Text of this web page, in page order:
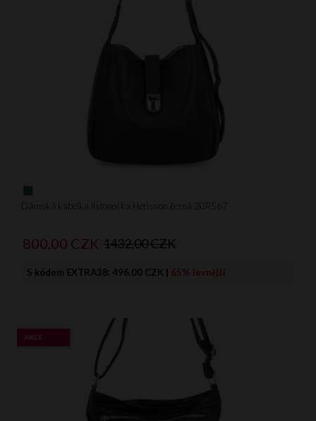
Dámská kabelka listonoška Herisson černá 20R567
800, 00 CZK 1432,00 CZK
S kódem EXTRA38: 496.00 CZK | 65% levnější
AKCE